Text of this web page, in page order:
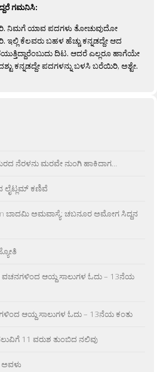
ಗಮನಿಸಿ:
ನಿಮಗೆ ಯಾವ ಪದಗಳು ತೋಚುವುದೋ
ಕೆಲವರು ಬಹಳ ಹೆಚ್ಚು ಕನ್ನಡದ್ದೇ ಆದ
ದಿಟ. ಆದರೆ ಎಲ್ಲರೂ ಹಾಗೆಯೇ
ಕನ್ನಡದ್ದೇ ಪದಗಳನ್ನು ಬಳಸಿ ಬರೆಯಿರಿ, ಅಶ್ಟೇ.
ನೆರಳನು ಮರವೇ ನುಂಗಿ ಹಾಕಿದಾಗ…
ಲೈಟ್ಲಮ್ ಕಣಿವೆ
ಬಾದಮಿ ಅಮವಾಸ್ಯೆ: ಚಬನೂರ ಅಮೋಗ ಸಿದ್ದನ
ವಚನಗಳಿಂದ ಆಯ್ದ ಸಾಲುಗಳ ಓದು – 13ನೆಯ
ಆಯ್ದ ಸಾಲುಗಳ ಓದು – 13ನೆಯ ಕಂತು
11 ವರುಶ ತುಂಬಿದ ನಲಿವು